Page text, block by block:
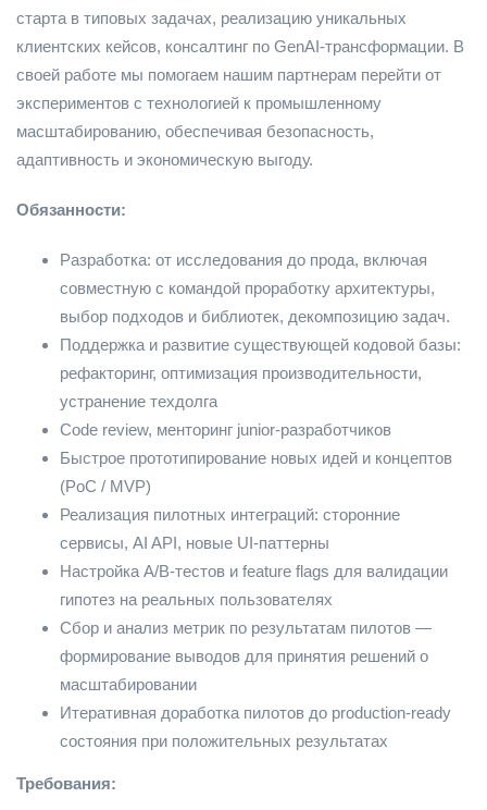
старта в типовых задачах, реализацию уникальных
клиентских кейсов, консалтинг по GenAI-трансформации. В
своей работе мы помогаем нашим партнерам перейти от
экспериментов с технологией к промышленному
масштабированию, обеспечивая безопасность,
адаптивность и экономическую выгоду.
Обязанности:
Разработка: от исследования до прода, включая
совместную с командой проработку архитектуры,
выбор подходов и библиотек, декомпозицию задач.
Поддержка и развитие существующей кодовой базы:
рефакторинг, оптимизация производительности,
устранение техдолга
Code review, менторинг junior-разработчиков
Быстрое прототипирование новых идей и концептов
(PoC / MVP)
Реализация пилотных интеграций: сторонние
сервисы, AI API, новые UI-паттерны
Настройка A/B-тестов и feature flags для валидации
гипотез на реальных пользователях
Сбор и анализ метрик по результатам пилотов —
формирование выводов для принятия решений о
масштабировании
Итеративная доработка пилотов до production-ready
состояния при положительных результатах
Требования: